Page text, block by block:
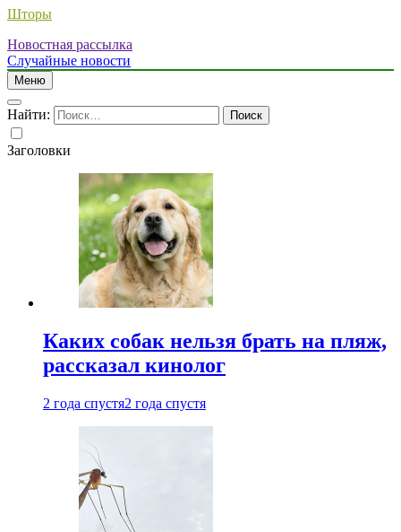
Шторы
Новостная рассылка
Случайные новости
Меню
Найти:
Заголовки
Каких собак нельзя брать на пляж,
рассказал кинолог
2 года спустя2 года спустя